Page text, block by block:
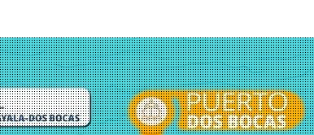
MSC incorpora servicio PAMEX en
...
12 JUL 2026